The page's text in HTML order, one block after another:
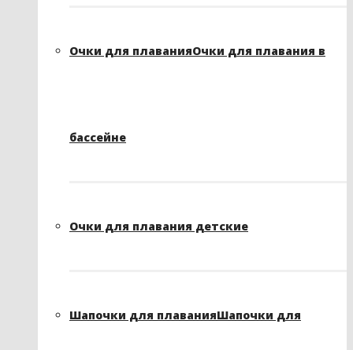
Очки для плаванияОчки для плавания в
бассейне
Очки для плавания детские
Шапочки для плаванияШапочки для